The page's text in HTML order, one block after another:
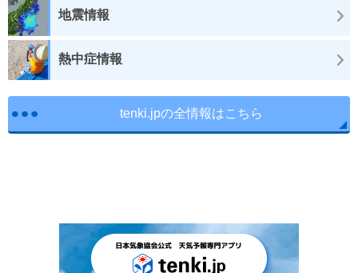
地震情報
熱中症情報
tenki.jpの全情報はこちら